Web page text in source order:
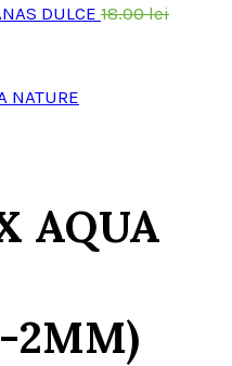
DULCE 18.00leiPrețul
AQUA
2MM)